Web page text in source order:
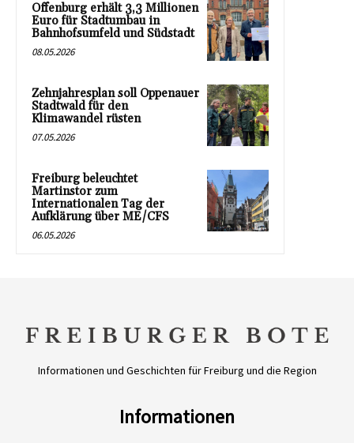
Offenburg erhält 3,3 Millionen
Euro für Stadtumbau in
Bahnhofsumfeld und Südstadt
08.05.2026
Zehnjahresplan soll Oppenauer
Stadtwald für den
Klimawandel rüsten
07.05.2026
Freiburg beleuchtet
Martinstor zum
Internationalen Tag der
Aufklärung über ME/CFS
06.05.2026
Informationen und Geschichten für Freiburg und die Region
Informationen